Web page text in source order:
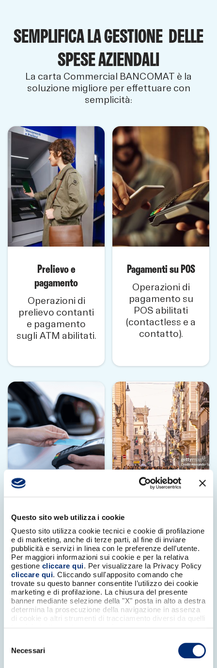
Questo sito web utilizza i cookie
Questo sito utilizza cookie tecnici e cookie di profilazione
e di marketing, anche di terze parti, al fine di inviare
pubblicità e servizi in linea con le preferenze dell’utente.
Per maggiori informazioni sui cookie e per la relativa
gestione cliccare qui. Per visualizzare la Privacy Policy
cliccare qui. Cliccando sull'apposito comando che
trovate su questo banner consentite l’utilizzo dei cookie
marketing e di profilazione. La chiusura del presente
banner mediante selezione della "X" posta in alto a destra
determina la prosecuzione della navigazione in assenza
di cookie o altri strumenti di tracciamento diversi da quelli
delNecessari
SEMPLIFICA LA GESTIONE DELLE
SPESE AZIENDALI
La carta Commercial BANCOMAT è la
soluzione migliore per effettuare con
semplicità:
Prelievo e
pagamento
Operazioni di
prelievo contanti
e pagamento
sugli ATM abilitati.
Pagamenti su POS
Operazioni di
pagamento su
POS abilitati
(contactless e a
contatto).
Servizi integrati
Servizi a valore
aggiunto come
“Paga & Preleva” e
“Viaggia con
BANCOMAT”
presso punti
vendita e
italiana
Bancomat è la
moneta digitale
del nostro Paese:
sicura, affidabile e
vicina alle
esigenze
supporta
l’economia